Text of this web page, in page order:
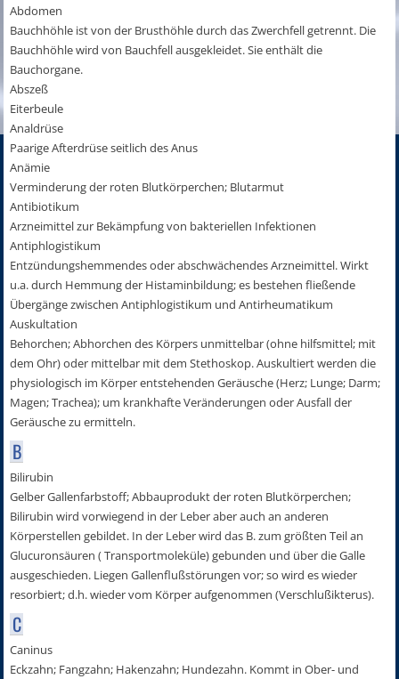
Abdomen
Bauchhöhle ist von der Brusthöhle durch das Zwerchfell getrennt. Die
Bauchhöhle wird von Bauchfell ausgekleidet. Sie enthält die
Bauchorgane.
Abszeß
Eiterbeule
Analdrüse
Paarige Afterdrüse seitlich des Anus
Anämie
Verminderung der roten Blutkörperchen; Blutarmut
Antibiotikum
Arzneimittel zur Bekämpfung von bakteriellen Infektionen
Antiphlogistikum
Entzündungshemmendes oder abschwächendes Arzneimittel. Wirkt
u.a. durch Hemmung der Histaminbildung; es bestehen fließende
Übergänge zwischen Antiphlogistikum und Antirheumatikum
Auskultation
Behorchen; Abhorchen des Körpers unmittelbar (ohne hilfsmittel; mit
dem Ohr) oder mittelbar mit dem Stethoskop. Auskultiert werden die
physiologisch im Körper entstehenden Geräusche (Herz; Lunge; Darm;
Magen; Trachea); um krankhafte Veränderungen oder Ausfall der
Geräusche zu ermitteln.
B
Bilirubin
Gelber Gallenfarbstoff; Abbauprodukt der roten Blutkörperchen;
Bilirubin wird vorwiegend in der Leber aber auch an anderen
Körperstellen gebildet. In der Leber wird das B. zum größten Teil an
Glucuronsäuren ( Transportmoleküle) gebunden und über die Galle
ausgeschieden. Liegen Gallenflußstörungen vor; so wird es wieder
resorbiert; d.h. wieder vom Körper aufgenommen (Verschlußikterus).
C
Caninus
Eckzahn; Fangzahn; Hakenzahn; Hundezahn. Kommt in Ober- und